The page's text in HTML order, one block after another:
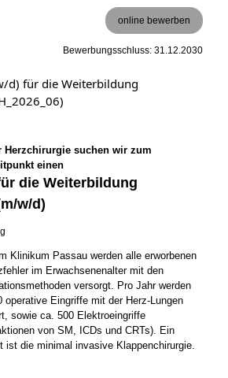
online bewerben
Bewerbungsschluss: 31.12.2030
d) für die Weiterbildung
Herzchirurgie suchen wir zum
einen
die Weiterbildung
w/d)
Klinikum Passau werden alle erworbenen
im Erwachsenenalter mit den
versorgt. Pro Jahr werden
operative Eingriffe mit der Herz-Lungen
sowie ca. 500 Elektroeingriffe
von SM, ICDs und CRTs). Ein
ist die minimal invasive Klappenchirurgie.